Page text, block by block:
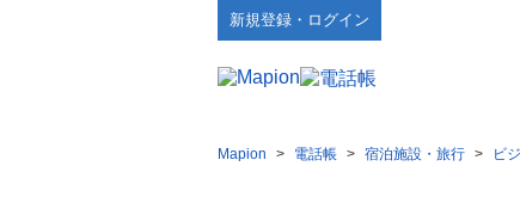
新規登録・ログイン
Mapion > 電話帳 > 宿泊施設・旅行 > ビ